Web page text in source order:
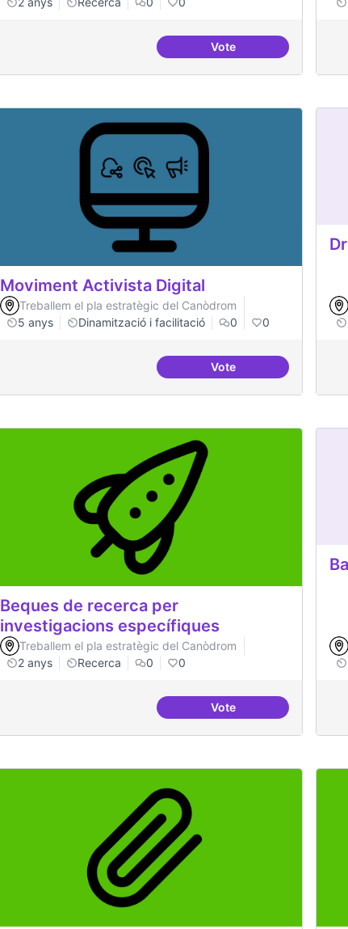
VoteDigitalització de
Moviment Activista Digital
Treballem el pla estratègic del Canòdrom
5 anys
Dinamització i facilitació 0 0
VoteMoviment Activista
Beques de recerca per
investigacions específiques
Treballem el pla estratègic del Canòdrom
2 anys
Recerca 0 0
VoteBeques de recerca